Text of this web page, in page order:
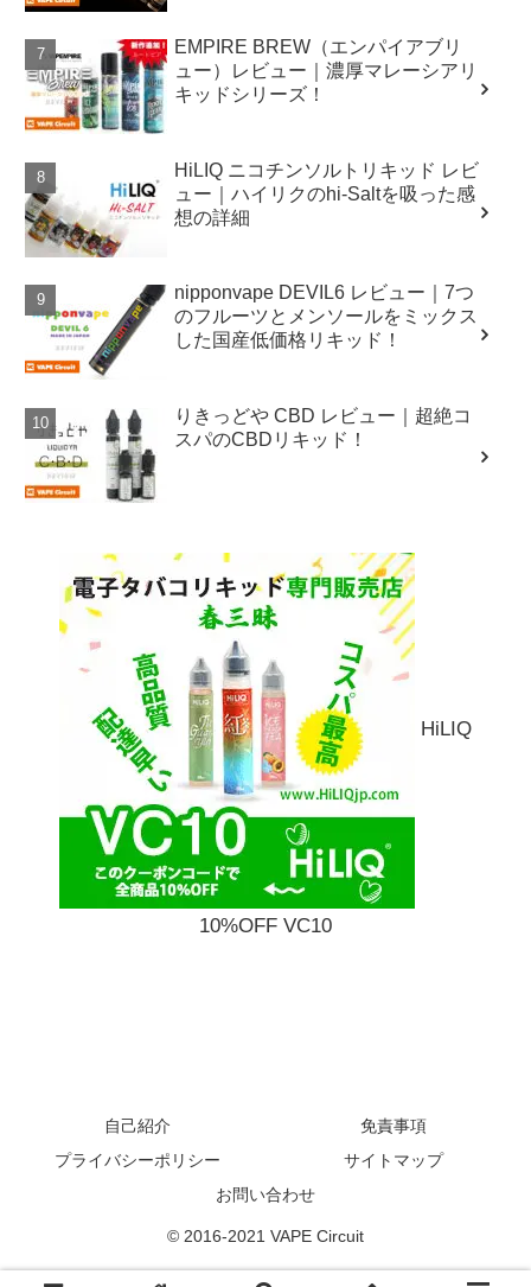
EMPIRE BREW（エンパイアブリ
ュー）レビュー｜濃厚マレーシアリ
キッドシリーズ！
HiLIQ ニコチンソルトリキッド レビ
ュー｜ハイリクのhi-Saltを吸った感
想の詳細
nipponvape DEVIL6 レビュー｜7つ
のフルーツとメンソールをミックス
した国産低価格リキッド！
りきっどや CBD レビュー｜超絶コ
スパのCBDリキッド！
HiLIQ
10%OFF VC10
自己紹介
免責事項
プライバシーポリシー
サイトマップ
お問い合わせ
© 2016-2021 VAPE Circuit